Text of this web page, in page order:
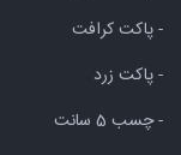
- پاکت کرافت
- پاکت زرد
- چسب 5 سانت